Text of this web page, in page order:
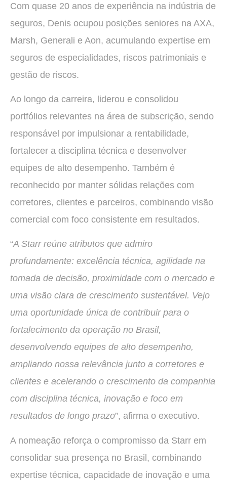
Com quase 20 anos de experiência na indústria de
seguros, Denis ocupou posições seniores na AXA,
Marsh, Generali e Aon, acumulando expertise em
seguros de especialidades, riscos patrimoniais e
gestão de riscos.
Ao longo da carreira, liderou e consolidou
portfólios relevantes na área de subscrição, sendo
responsável por impulsionar a rentabilidade,
fortalecer a disciplina técnica e desenvolver
equipes de alto desempenho. Também é
reconhecido por manter sólidas relações com
corretores, clientes e parceiros, combinando visão
comercial com foco consistente em resultados.
“A Starr reúne atributos que admiro
profundamente: excelência técnica, agilidade na
tomada de decisão, proximidade com o mercado e
uma visão clara de crescimento sustentável. Vejo
uma oportunidade única de contribuir para o
fortalecimento da operação no Brasil,
desenvolvendo equipes de alto desempenho,
ampliando nossa relevância junto a corretores e
clientes e acelerando o crescimento da companhia
com disciplina técnica, inovação e foco em
resultados de longo prazo”, afirma o executivo.
A nomeação reforça o compromisso da Starr em
consolidar sua presença no Brasil, combinando
expertise técnica, capacidade de inovação e uma